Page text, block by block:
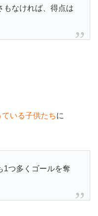
もなければ、得点は
いる子供たちに
1つ多くゴールを奪